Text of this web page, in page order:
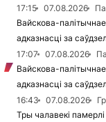
17:15
07.08.2026
Вайскова-
адказнасці за
17:07
07.08.2026
Вайскова-
адказнасці за
16:43
07.08.2026
Тры чалавекі